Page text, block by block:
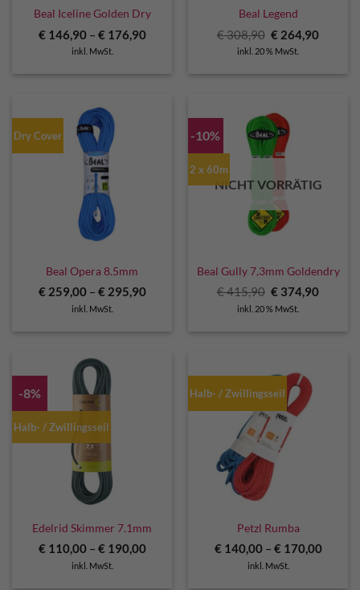
Beal Iceline Golden Dry
€146,90– €176,90
inkl. MwSt.
Beal Legend
€308,90 Ursprünglicher
Preis
war:
€ 264,90
inkl. 20 % MwSt.
Dry Cover
Beal Opera 8.5mm
€259,00– €295,90
inkl. MwSt.
-10%
2 x 60m
NICHT VORRÄTIG
Beal Gully 7,3mm Goldendry
€415,90 Ursprünglicher
war:
€ 374,90
inkl. 20 % MwSt.
-8%
Halb- / Zwillingsseil
Edelrid Skimmer 7.1mm
€110,00– €190,00
inkl. MwSt.
Halb- / Zwillingsseil
Petzl Rumba
€140,00– €170,00
inkl. MwSt.